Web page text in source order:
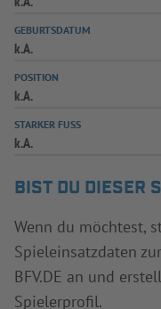
GEBURTSDATUM
k.A.
POSITION
k.A.
STARKER FUSS
k.A.
BIST DU DIESER
Wenn du möchtest,
Spieleinsatzdaten
BFV.DE an und
Spielerprofil.